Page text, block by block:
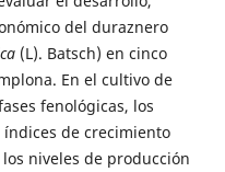
del duraznero
(L). Batsch) en cinco
En el cultivo de
fenológicas, los
de crecimiento
niveles de producción